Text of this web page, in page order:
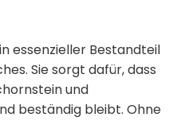
essenzieller Bestandteil
Sie sorgt dafür, dass
und
beständig bleibt. Ohne